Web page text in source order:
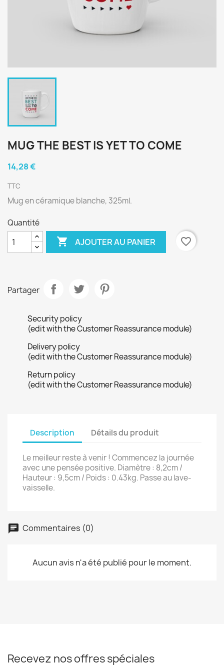
MUG THE BEST IS YET TO COME
14,28 €
TTC
Mug en céramique blanche, 325ml.
Quantité
 AJOUTER AU PANIER favorite_border
Partager
Security policy
(edit with the Customer Reassurance module)
Delivery policy
(edit with the Customer Reassurance module)
Return policy
(edit with the Customer Reassurance module)
Description Détails du produit
Le meilleur reste à venir ! Commencez la journée
avec une pensée positive. Diamètre : 8,2cm /
Hauteur : 9,5cm / Poids : 0.43kg. Passe au lave-
vaisselle.
Commentaires (0)
Aucun avis n'a été publié pour le moment.
Recevez nos offres spéciales
Annuler Créer une liste d'envies